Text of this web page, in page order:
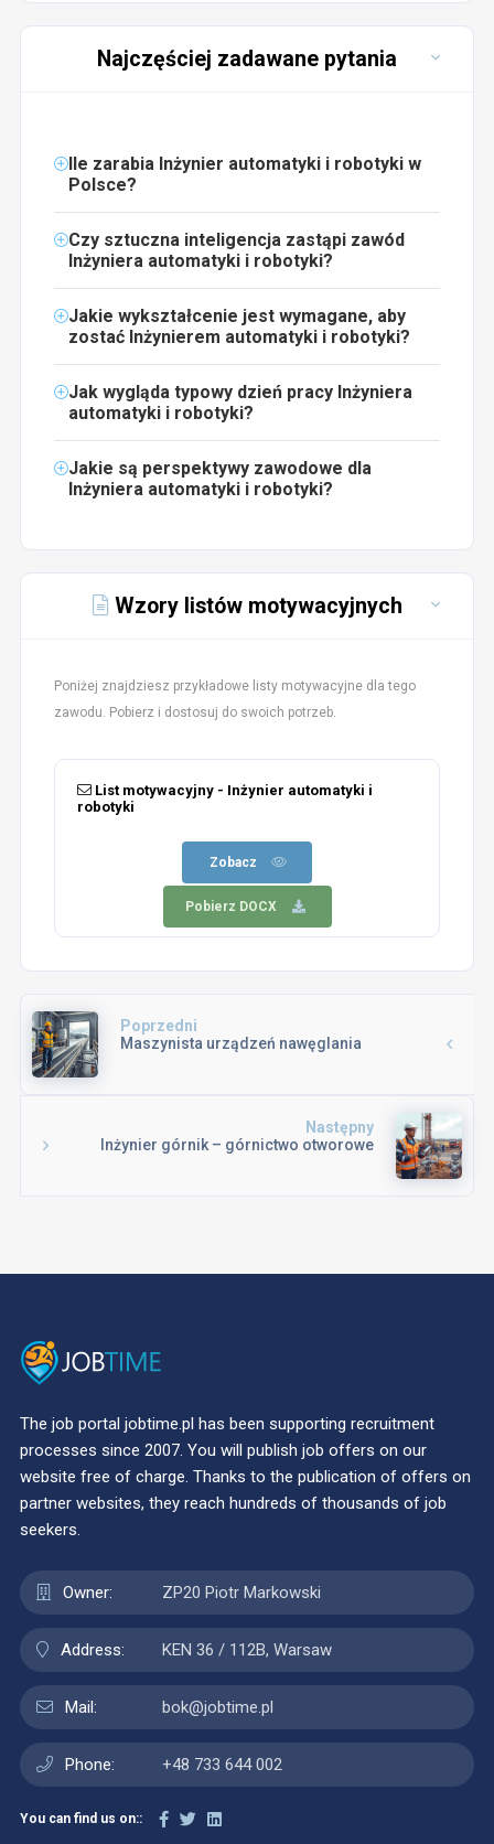
Najczęściej zadawane pytania
Ile zarabia Inżynier automatyki i robotyki w
Polsce?
Czy sztuczna inteligencja zastąpi zawód
Inżyniera automatyki i robotyki?
Jakie wykształcenie jest wymagane, aby
zostać Inżynierem automatyki i robotyki?
Jak wygląda typowy dzień pracy Inżyniera
automatyki i robotyki?
Jakie są perspektywy zawodowe dla
Inżyniera automatyki i robotyki?
Wzory listów motywacyjnych
Poniżej znajdziesz przykładowe listy motywacyjne dla tego
zawodu. Pobierz i dostosuj do swoich potrzeb.
List motywacyjny - Inżynier automatyki i
robotyki
Zobacz
Pobierz DOCX
Poprzedni
Maszynista urządzeń nawęglania
Następny
Inżynier górnik – górnictwo otworowe
The job portal jobtime.pl has been supporting recruitment
processes since 2007. You will publish job offers on our
website free of charge. Thanks to the publication of offers on
partner websites, they reach hundreds of thousands of job
seekers.
Owner: ZP20 Piotr Markowski
Address: KEN 36 / 112B, Warsaw
Mail: bok@jobtime.pl
Phone: +48 733 644 002
You can find us on::